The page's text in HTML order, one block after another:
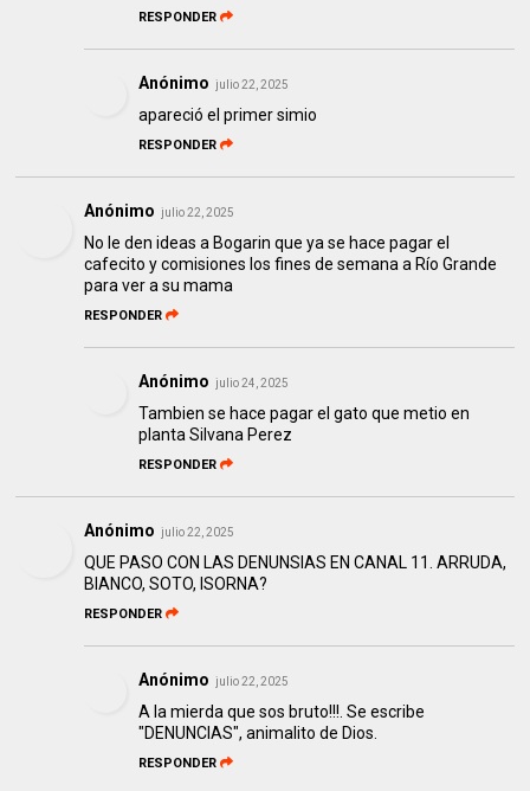
RESPONDER
Anónimo julio 22, 2025
apareció el primer simio
RESPONDER
Anónimo julio 22, 2025
No le den ideas a Bogarin que ya se hace pagar el
cafecito y comisiones los fines de semana a Río Grande
para ver a su mama
RESPONDER
Anónimo julio 24, 2025
Tambien se hace pagar el gato que metio en
planta Silvana Perez
RESPONDER
Anónimo julio 22, 2025
QUE PASO CON LAS DENUNSIAS EN CANAL 11. ARRUDA,
BIANCO, SOTO, ISORNA?
RESPONDER
Anónimo julio 22, 2025
A la mierda que sos bruto!!!. Se escribe
"DENUNCIAS", animalito de Dios.
RESPONDER